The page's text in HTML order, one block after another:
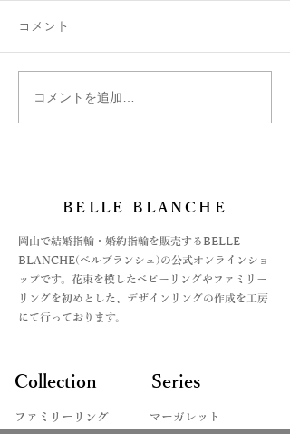
ファミリーリング B002ハ
コメント
コメントを追加…
BELLE BLANCHE
​岡山で結婚指輪・婚約指輪を販売するBELLE
BLANCHE(ベルブランシュ)の公式オンラインショ
ップです。花束を模したベビーリングやファミリー
リングを初めとした、デザインリングの作成を工房
にて行っております。
Collection Series
ファミリーリング マーガレット